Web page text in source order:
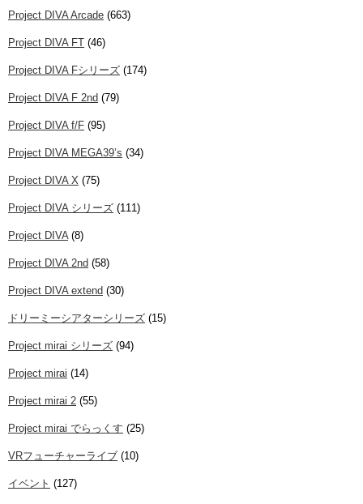
Project DIVA Arcade (663)
Project DIVA FT (46)
Project DIVA Fシリーズ (174)
Project DIVA F 2nd (79)
Project DIVA f/F (95)
Project DIVA MEGA39’s (34)
Project DIVA X (75)
Project DIVA シリーズ (111)
Project DIVA(8)
Project DIVA 2nd (58)
Project DIVA extend (30)
ドリーミーシアターシリーズ (15)
Project mirai シリーズ (94)
Project mirai (14)
Project mirai 2 (55)
Project mirai でらっくす (25)
VRフューチャーライブ (10)
イベント (127)